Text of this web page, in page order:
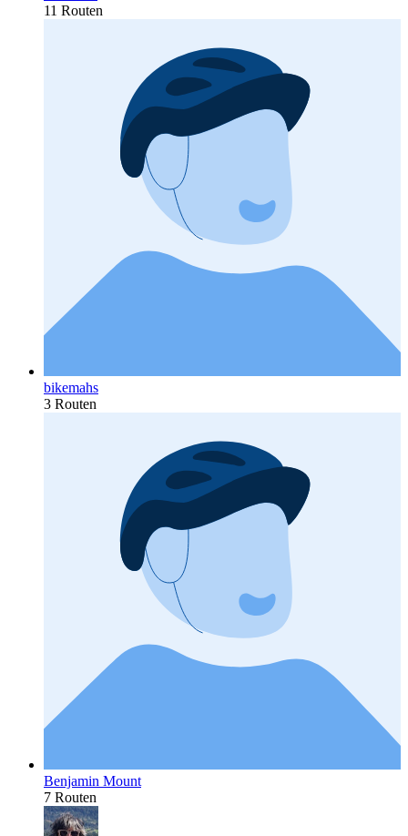
11 Routen
bikemahs
3 Routen
Benjamin Mount
7 Routen